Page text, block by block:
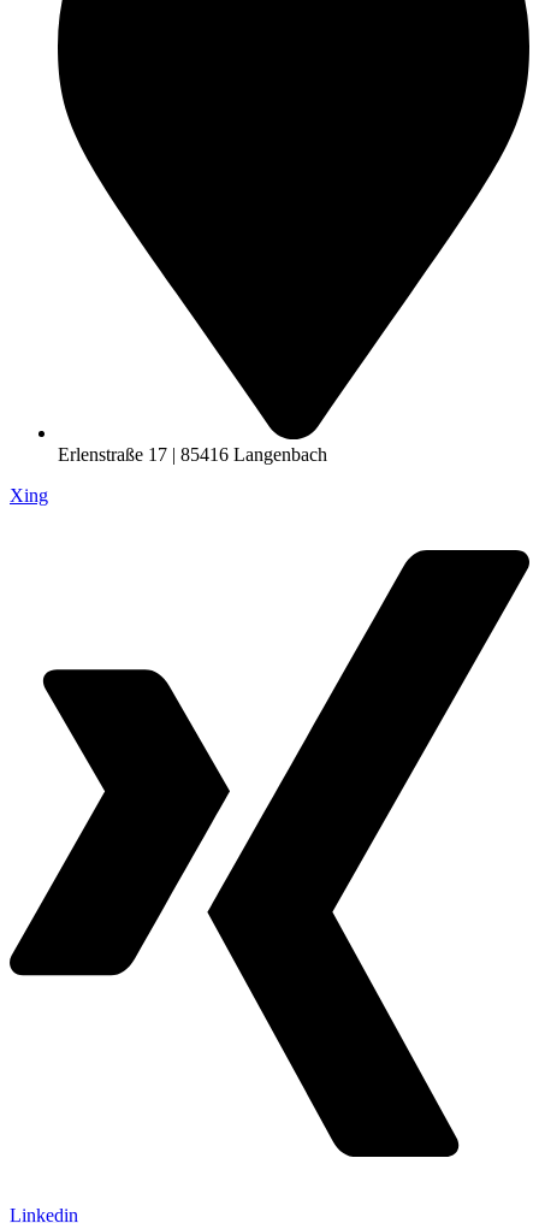
Erlenstraße 17 | 85416 Langenbach
Xing
Linkedin